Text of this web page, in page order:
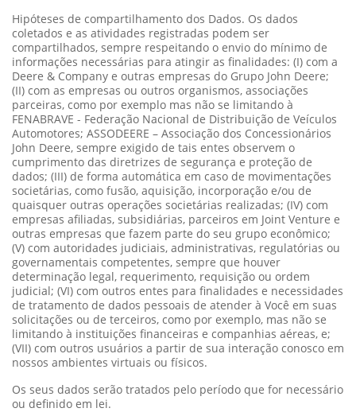
Hipóteses de compartilhamento dos Dados. Os dados
coletados e as atividades registradas podem ser
compartilhados, sempre respeitando o envio do mínimo de
informações necessárias para atingir as finalidades: (I) com a
Deere & Company e outras empresas do Grupo John Deere;
(II) com as empresas ou outros organismos, associações
parceiras, como por exemplo mas não se limitando à
FENABRAVE - Federação Nacional de Distribuição de Veículos
Automotores; ASSODEERE – Associação dos Concessionários
John Deere, sempre exigido de tais entes observem o
cumprimento das diretrizes de segurança e proteção de
dados; (III) de forma automática em caso de movimentações
societárias, como fusão, aquisição, incorporação e/ou de
quaisquer outras operações societárias realizadas; (IV) com
empresas afiliadas, subsidiárias, parceiros em Joint Venture e
outras empresas que fazem parte do seu grupo econômico;
(V) com autoridades judiciais, administrativas, regulatórias ou
governamentais competentes, sempre que houver
determinação legal, requerimento, requisição ou ordem
judicial; (VI) com outros entes para finalidades e necessidades
de tratamento de dados pessoais de atender à Você em suas
solicitações ou de terceiros, como por exemplo, mas não se
limitando à instituições financeiras e companhias aéreas, e;
(VII) com outros usuários a partir de sua interação conosco em
nossos ambientes virtuais ou físicos.
Os seus dados serão tratados pelo período que for necessário
ou definido em lei.